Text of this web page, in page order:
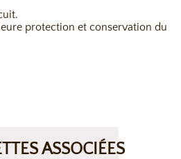
protection et conservation du
ASSOCIÉES